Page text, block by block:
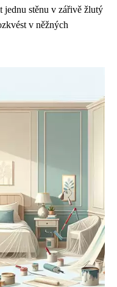
jednu stěnu v zářivě žlutý
v něžných